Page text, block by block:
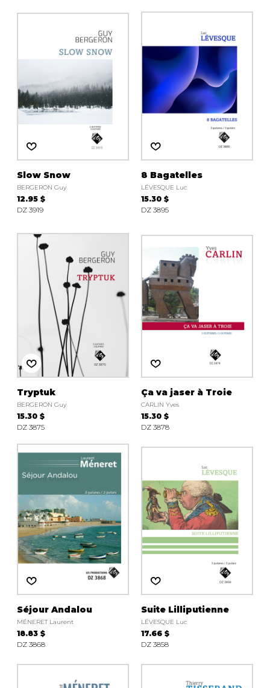
Slow Snow
BERGERON Guy
12.95 $
DZ 3919
8 Bagatelles
LÉVESQUE Luc
15.30 $
DZ 3895
Tryptuk
BERGERON Guy
15.30 $
DZ 3875
Ça va jaser à Troie
CARLIN Yves
15.30 $
DZ 3878
Séjour Andalou
MÉNERET Laurent
18.83 $
DZ 3868
Suite Lilliputienne
LÉVESQUE Luc
17.66 $
DZ 3858